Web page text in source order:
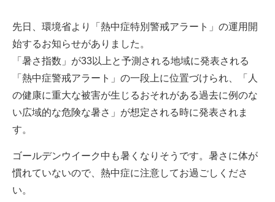
先日、環境省より「熱中症特別警戒アラート」の運用開
始するお知らせがありました。
「暑さ指数」が33以上と予測される地域に発表される
「熱中症警戒アラート」の一段上に位置づけられ、「人
の健康に重大な被害が生じるおそれがある過去に例のな
い広域的な危険な暑さ」が想定される時に発表されま
す。
ゴールデンウイーク中も暑くなりそうです。暑さに体が
慣れていないので、熱中症に注意してお過ごしくださ
い。